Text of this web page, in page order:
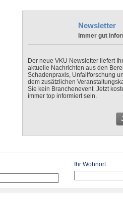
Newsletter
Immer gut
Der neue VKU Newsletter liefert
aktuelle Nachrichten aus den
Schadenpraxis, Unfallforschung
dem zusätzlichen
Sie kein Branchenevent. Jetzt
immer top informiert sein.
Ihr Wohnort